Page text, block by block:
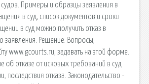
Примеры и образцы заявления в
в суд, список документов и сроки
в суд можно получить отказ в
заявления. Решение. Вопросы,
www.gcourts.ru, задавать на этой форме.
об отказе от исковых требований в суд
последствия отказа. Законодательство -